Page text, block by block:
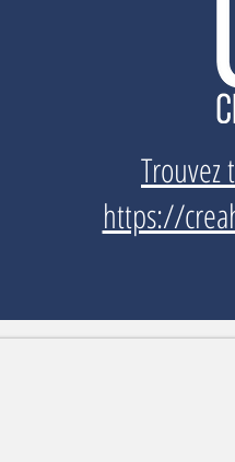
Trouvez
https://